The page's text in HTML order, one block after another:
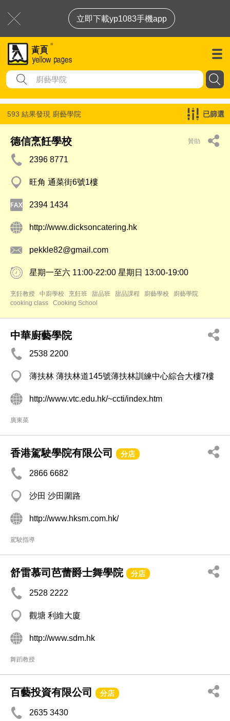
立即下載yp1083手機app
593 結果發現 廚藝學院 已篩選
德信烹飪學校 贊助
2396 8771
旺角 通菜街6號1樓
2394 1434
http://www.dicksoncatering.hk
pekkle82@gmail.com
星期一至六 11:00-22:00 星期日 13:00-19:00
烹飪教授 中廚學校 烹飪班 甜品班 甜品課程 廚藝學校
廚藝學院
cooking class
Cooking School
中華廚藝學院
2538 2200
薄扶林 薄扶林道145號薄扶林訓練中心綜合大樓7樓
http://www.vtc.edu.hk/~ccti/index.htm
廣東菜
香港駕駛學院有限公司 分店
2866 6682
沙田 沙田圍路
http://www.hksm.com.hk/
駕駛指導
舒雷慕司芭蕾爵士舞學院 分店
2528 2222
觀塘 利維大廈
http://www.sdm.hk
舞蹈教授
百藝投資有限公司 分店
2635 3430